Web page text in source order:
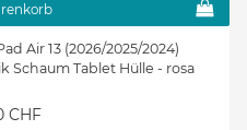
Air 13 (2026/2025/2024)
Schaum Tablet Hülle - rosa
CHF